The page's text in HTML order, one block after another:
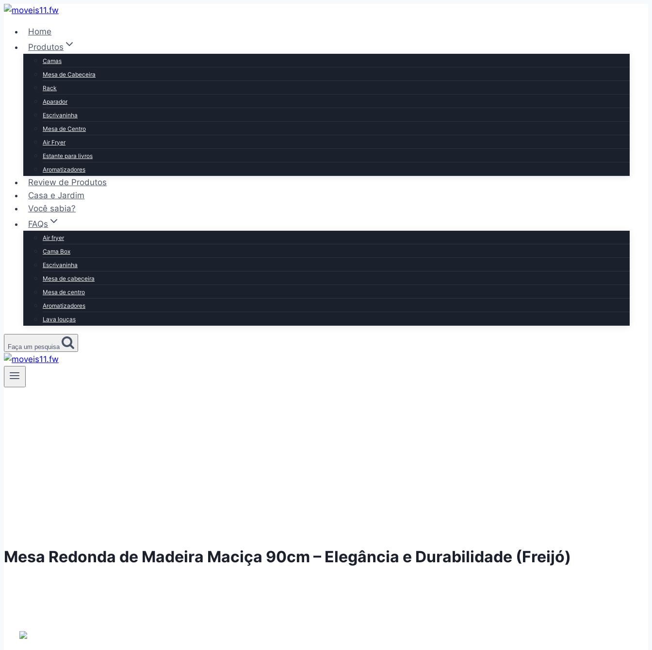
Pular
Conteúdo
Home
Produtos
Camas
Mesa de Cabeceira
Rack
Aparador
Escrivaninha
Mesa de Centro
Air Fryer
Estante para livros
Aromatizadores
Review de Produtos
Casa e Jardim
Você sabia?
FAQs
Air fryer
Cama Box
Escrivaninha
Mesa de cabeceira
Mesa de centro
Aromatizadores
Lava louças
Faça um pesquisa
Mesa Redonda de Madeira Maciça 90cm – Elegância e Durabilidade (Freijó)